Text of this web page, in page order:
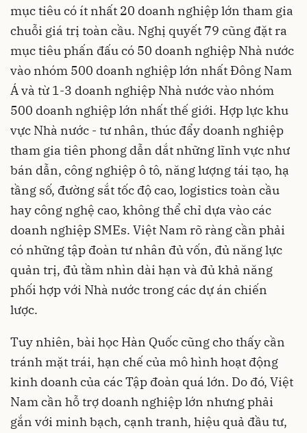
mục tiêu có ít nhất 20 doanh nghiệp lớn tham gia
chuỗi giá trị toàn cầu. Nghị quyết 79 cũng đặt ra
mục tiêu phấn đấu có 50 doanh nghiệp Nhà nước
vào nhóm 500 doanh nghiệp lớn nhất Đông Nam
Á và từ 1-3 doanh nghiệp Nhà nước vào nhóm
500 doanh nghiệp lớn nhất thế giới. Hợp lực khu
vực Nhà nước - tư nhân, thúc đẩy doanh nghiệp
tham gia tiên phong dẫn dắt những lĩnh vực như
bán dẫn, công nghiệp ô tô, năng lượng tái tạo, hạ
tầng số, đường sắt tốc độ cao, logistics toàn cầu
hay công nghệ cao, không thể chỉ dựa vào các
doanh nghiệp SMEs. Việt Nam rõ ràng cần phải
có những tập đoàn tư nhân đủ vốn, đủ năng lực
quản trị, đủ tầm nhìn dài hạn và đủ khả năng
phối hợp với Nhà nước trong các dự án chiến
lược.
Tuy nhiên, bài học Hàn Quốc cũng cho thấy cần
tránh mặt trái, hạn chế của mô hình hoạt động
kinh doanh của các Tập đoàn quá lớn. Do đó, Việt
Nam cần hỗ trợ doanh nghiệp lớn nhưng phải
gắn với minh bạch, cạnh tranh, hiệu quả đầu tư,